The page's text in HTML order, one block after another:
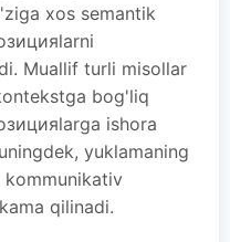
xos semantik
Muallif turli misollar
bog'liq
ishora
yuklamaning
qilinadi.